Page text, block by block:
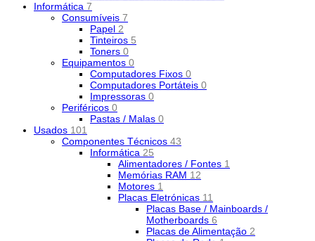
Informática 7
Consumíveis 7
Papel 2
Tinteiros 5
Toners 0
Equipamentos 0
Computadores Fixos 0
Computadores Portáteis 0
Impressoras 0
Periféricos 0
Pastas / Malas 0
Usados 101
Componentes Técnicos 43
Informática 25
Alimentadores / Fontes 1
Memórias RAM 12
Motores 1
Placas Eletrónicas 11
Placas Base / Mainboards /
Motherboards 6
Placas de Alimentação 2